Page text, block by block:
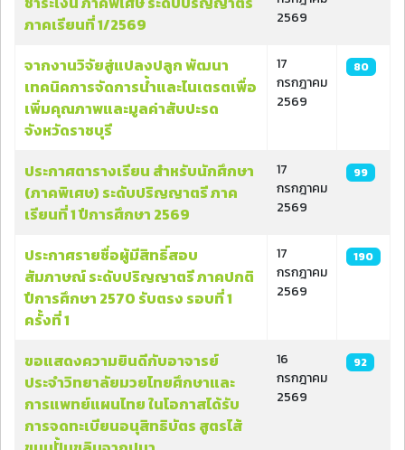
ภาคเรียนที่ 1/2569
2569
จากงานวิจัยสู่แปลงปลูก พัฒนา
เทคนิคการจัดการน้ำและไนเตรตเพื่อ
เพิ่มคุณภาพและมูลค่าสับปะรด
จังหวัดราชบุรี
17
กรกฎาคม
2569
80
ประกาศตารางเรียน สำหรับนักศึกษา
(ภาคพิเศษ) ระดับปริญญาตรี ภาค
เรียนที่ 1 ปีการศึกษา 2569
17
กรกฎาคม
2569
99
ประกาศรายชื่อผู้มีสิทธิ์สอบ
สัมภาษณ์ ระดับปริญญาตรี ภาคปกติ
ปีการศึกษา 2570 รับตรง รอบที่ 1
ครั้งที่ 1
17
กรกฎาคม
2569
190
ขอแสดงความยินดีกับอาจารย์
ประจำวิทยาลัยมวยไทยศึกษาและ
การแพทย์แผนไทย ในโอกาสได้รับ
การจดทะเบียนอนุสิทธิบัตร สูตรไส้
16
กรกฎาคม
2569
92